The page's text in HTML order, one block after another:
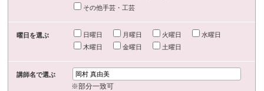
その他手芸・工芸
曜日を選ぶ 日曜日 月曜日 火曜日
水曜日
木曜日
金曜日 土曜日
講師名で選ぶ
※部分一致可